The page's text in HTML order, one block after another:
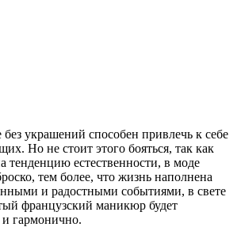
украшений способен привлечь к себе
Но не стоит этого бояться, так как
тенденцию естественности, в моде
тем более, что жизнь наполнена
и радостными событиями, в свете
французский маникюр будет
и гармонично.